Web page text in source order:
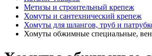
Метизы и строительный крепеж
Хомуты и сантехнический крепеж
Хомуты для шлангов, труб и
Хомуты обжимные специальные,